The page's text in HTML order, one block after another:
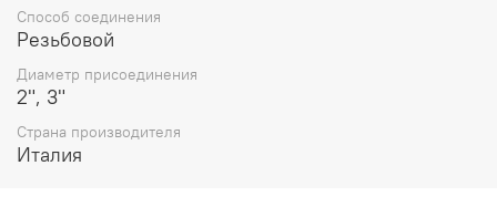
Способ соединения
Резьбовой
Диаметр присоединения
2", 3"
Страна производителя
Италия